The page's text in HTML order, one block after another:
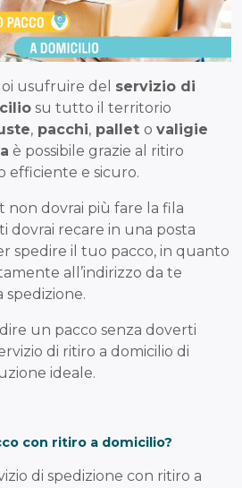
usufruire del servizio di
su tutto il territorio
, pacchi, pallet o valigie
è possibile grazie al ritiro
efficiente e sicuro.
non dovrai più fare la fila
dovrai recare in una posta
spedire il tuo pacco, in quanto
all’indirizzo da te
spedizione.
un pacco senza doverti
di ritiro a domicilio di
ideale.
con ritiro a domicilio?
di spedizione con ritiro a